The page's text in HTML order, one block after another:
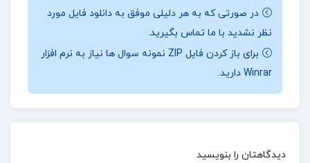
بفهمد چگونه چنین فاجعه‌ای ممکن شد. اگر به دنبال
مطالعه‌ای جامع و دقیق درباره هولوکاست هستید،
کتاب **”هولوکاست”** نوشته الکساندر براکل می‌تواند
منبعی ارزشمند و آموزنده برای شما باشد. این کتاب، با
می‌کند تا از این فصل تاریک تاریخ درس‌های مهمی
بگیرد و به اهمیت حفظ حقوق بشر و جلوگیری از تکرار
در صورتی که به هر دلیلی موفق به دانلود فایل مورد
نظر نشدید با ما تماس بگیرید.
برای باز کردن فایل ZIP نمونه سوال ها نیاز به نرم افزار
Winrar دارید.
دیدگاهتان را بنویسید